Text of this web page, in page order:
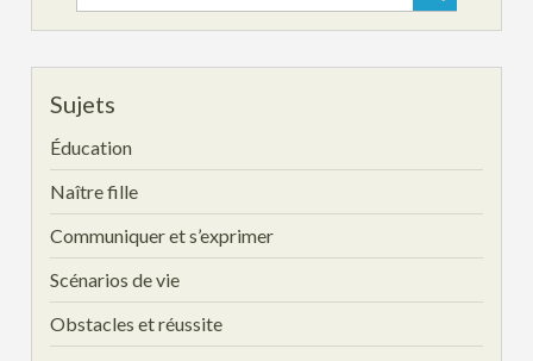
for:
Sujets
Éducation
Naître fille
Communiquer et s’exprimer
Scénarios de vie
Obstacles et réussite